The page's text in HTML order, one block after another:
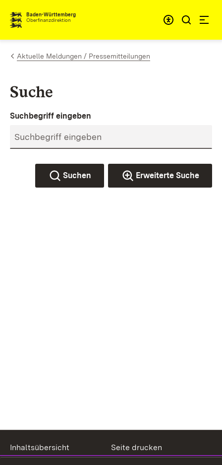
Zum Inhalt springen
Baden-Württemberg
Oberfinanzdirektion
Aktuelle Meldungen / Pressemitteilungen
Suche
Suchbegriff eingeben
Suchen Erweiterte Suche
Inhaltsübersicht
Seite drucken